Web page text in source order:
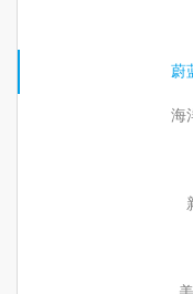
蔚
海